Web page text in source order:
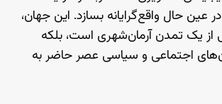
عین حال واقع‌گرایانه بسازد. این جهان،
از یک تمدن آرمان‌شهری است، بلکه
اجتماعی و سیاسی عصر حاضر به